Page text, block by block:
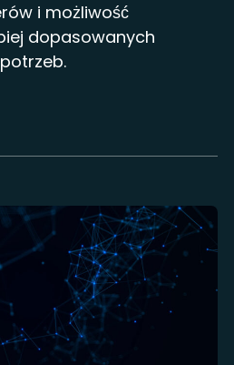
i możliwość
dopasowanych